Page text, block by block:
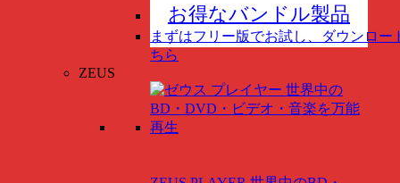
お得なバンドル製品
まずはフリー版でお試し、ダウンロー
ちら
ZEUS